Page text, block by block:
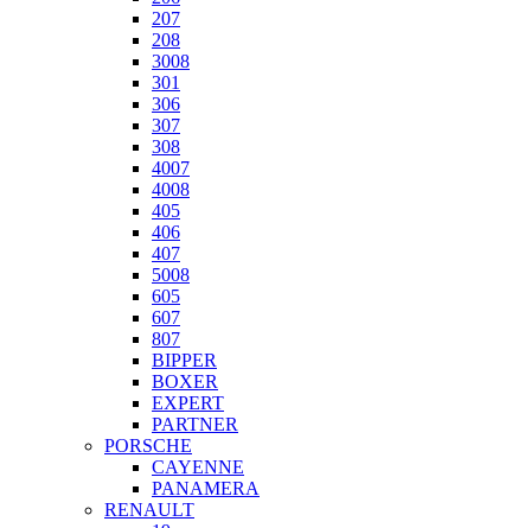
207
208
3008
301
306
307
308
4007
4008
405
406
407
5008
605
607
807
BIPPER
BOXER
EXPERT
PARTNER
PORSCHE
CAYENNE
PANAMERA
RENAULT